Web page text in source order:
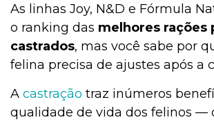
As linhas Joy, N&D e Fórmula
o ranking das melhores rações
castrados, mas você sabe por
felina precisa de ajustes após a
A castração traz inúmeros
qualidade de vida dos felinos —